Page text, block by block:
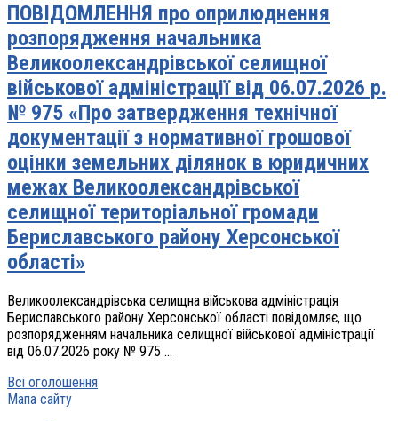
ПОВІДОМЛЕННЯ про оприлюднення
розпорядження начальника
Великоолександрівської селищної
військової адміністрації від 06.07.2026 р.
№ 975 «Про затвердження технічної
документації з нормативної грошової
оцінки земельних ділянок в юридичних
межах Великоолександрівської
селищної територіальної громади
Бериславського району Херсонської
області»
Великоолександрівська селищна військова адміністрація
Бериславського району Херсонської області повідомляє, що
розпорядженням начальника селищної військової адміністрації
від 06.07.2026 року № 975 ...
Всі оголошення
Мапа сайту